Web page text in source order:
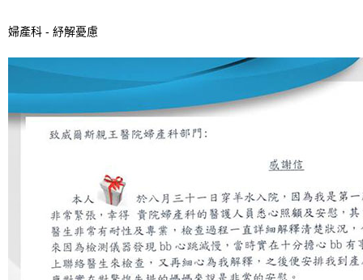
婦產科 - 紓解憂慮